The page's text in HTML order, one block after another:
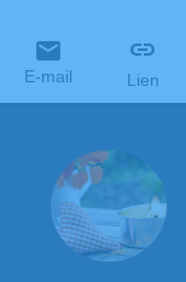
E-mail Lien